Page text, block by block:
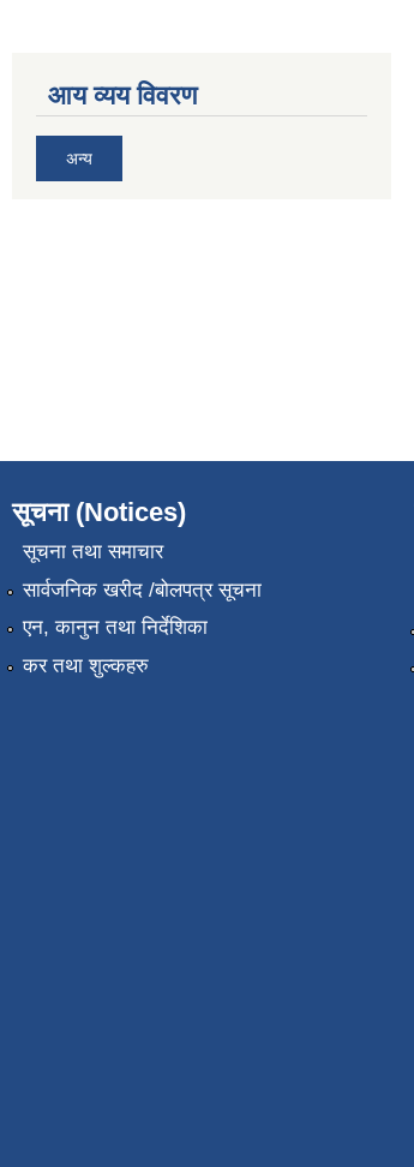
आय व्यय विवरण
अन्य
सूचना (Notices)
सूचना तथा समाचार
सार्वजनिक खरीद /बोलपत्र सूचना
एन, कानुन तथा निर्देशिका
कर तथा शुल्कहरु